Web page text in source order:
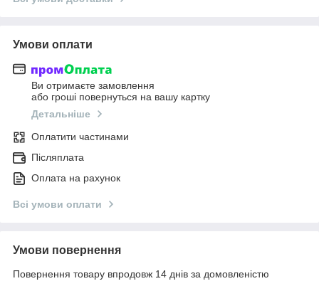
Умови оплати
Ви отримаєте замовлення
або гроші повернуться на вашу картку
Детальніше
Оплатити частинами
Післяплата
Оплата на рахунок
Всі умови оплати
Умови повернення
Повернення товару впродовж 14 днів за домовленістю